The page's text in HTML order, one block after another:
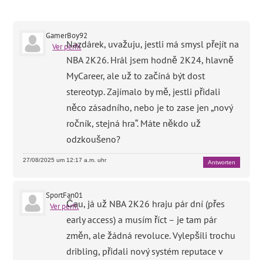
GamerBoy92
Ver perfilNazdárek, uvažuju, jestli má smysl přejít na
NBA 2K26. Hrál jsem hodně 2K24, hlavně
MyCareer, ale už to začíná být dost
stereotyp. Zajímalo by mě, jestli přidali
něco zásadního, nebo je to zase jen „nový
ročník, stejná hra“. Máte někdo už
odzkoušeno?
27/08/2025 um 12:17 a.m. uhr Antworten
SportFan01
Ver perfilČau, já už NBA 2K26 hraju pár dní (přes
early access) a musím říct – je tam pár
změn, ale žádná revoluce. Vylepšili trochu
dribling, přidali nový systém reputace v